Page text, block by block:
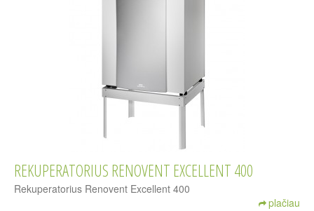
REKUPERATORIUS RENOVENT EXCELLENT 400
Rekuperatorius Renovent Excellent 400
plačiau